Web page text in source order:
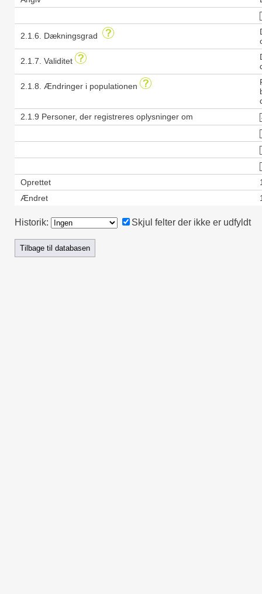
2.1.6. Dækningsgrad
2.1.7. Validitet
2.1.8. Ændringer i populationen
2.1.9 Personer, der registreres oplysninger om
Oprettet
Ændret
Historik: Skjul felter der ikke er udfyldt
Tilbage til databasen